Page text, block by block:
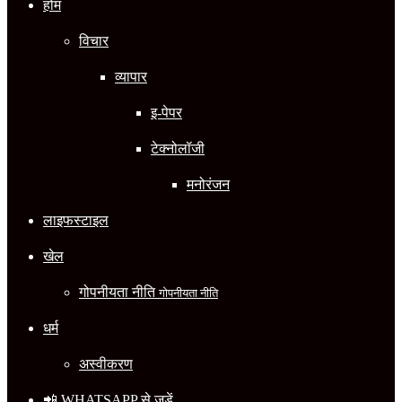
होम
विचार
व्यापार
इ-पेपर
टेक्नोलॉजी
मनोरंजन
लाइफस्टाइल
खेल
गोपनीयता नीतिगोपनीयता नीति
धर्म
अस्वीकरण